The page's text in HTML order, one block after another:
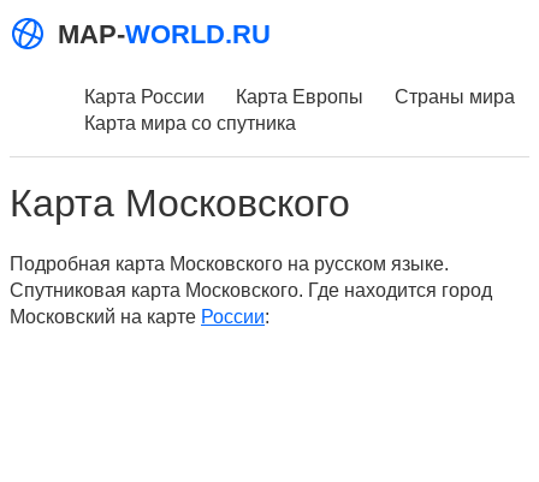
MAP-WORLD.RU
Карта России Карта Европы
Страны мира
Карта мира со спутника
Карта Московского
Подробная карта Московского на русском языке.
Спутниковая карта Московского. Где находится город
Московский на карте России: